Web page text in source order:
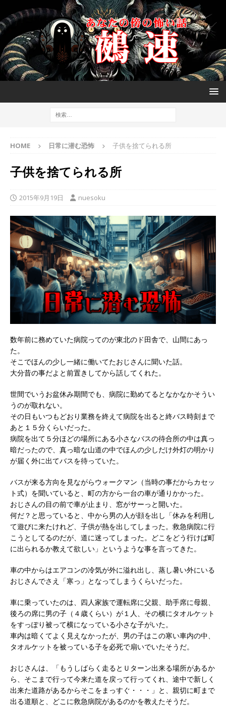
HOME 日常に潜む恐怖 子供を捨てられる所
子供を捨てられる所
2015年9月19日 nuesoku
数年前に務めていた病院ってのが東北のド田舎で、山間にあっ
た。
そこでほんの少し一緒に働いてたおじさんに聞いた話。
大分昔の事だよと前置きしてから話してくれた。
世間でいうお盆休み期間でも、病院に勤めてるとなかなかそうい
うのが取れない。
その日もいつもどおり業務を終えて病院を出ると終バス時刻まで
あと１５分くらいだった。
病院を出て５分ほどの場所にある小さなバスの待合所の中は真っ
暗だったので、真っ暗な山道の中でほんの少しだけ外灯の明かり
が届く外に出てバスを待っていた。
バスが来る方向を見ながらウォークマン（当時の事だからカセッ
ト式）を聞いていると、町の方から一台の車が通りかかった。
おじさんの目の前で車が止まり、窓がサーっと開いた。
何だ？と思っていると、中から男の人が顔を出し「休みを利用し
て遊びに来たけれど、子供が熱を出してしまった。救急病院に行
こうとしてるのだが、道に迷ってしまった。どこをどう行けば町
に出られるか教えて欲しい」というような事を言ってきた。
車の中からはエアコンの冷気が外に溢れ出し、蒸し暑い外にいる
おじさんでさえ「寒っ」となってしまうくらいだった。
車に乗っていたのは、四人家族で運転席に父親、助手席に母親、
後ろの席に男の子（４歳くらい）が１人、その横にタオルケット
をすっぽり被って横になっている小さな子がいた。
車内は暗くてよく見えなかったが、男の子はこの寒い車内の中、
タオルケットを被っている子を必死で扇いでいたそうだ。
おじさんは、「もうしばらく走るとＵターン出来る場所があるか
ら、そこまで行って今来た道を戻って行ってくれ、途中で新しく
出来た道路があるからそこをまっすぐ・・・」と、親切に町まで
出る道順と、どこに救急病院があるのかを教えたそうだ。